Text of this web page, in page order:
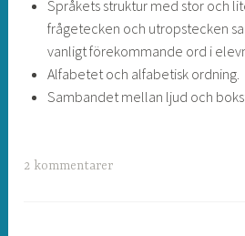
Språkets struktur med stor och
frågetecken och utropstecken
vanligt förekommande ord i
Alfabetet och alfabetisk ordning.
Sambandet mellan ljud och
2 kommentarer